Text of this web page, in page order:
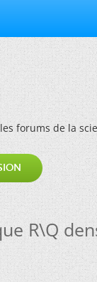
forums de la
R\Q